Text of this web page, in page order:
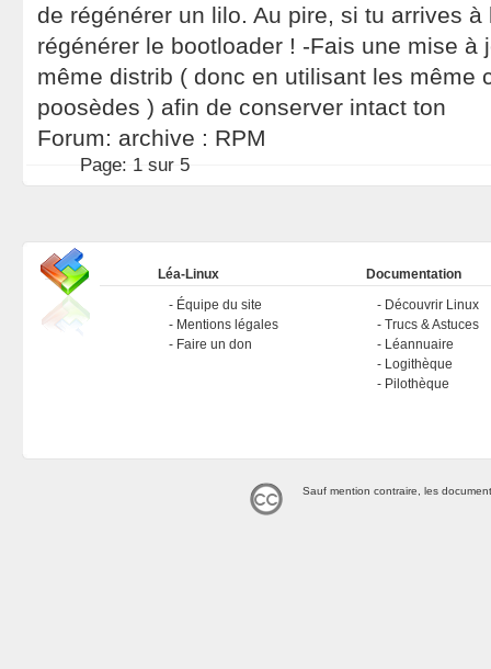
de régénérer un lilo. Au pire, si tu arrives
régénérer le bootloader ! -Fais une mise à
même distrib ( donc en utilisant les même
poosèdes ) afin de conserver intact ton
Forum: archive : RPM
Page: 1 sur 5
Léa-Linux
Équipe du site
Mentions légales
Faire un don
Documentation
Découvrir Linux
Trucs & Astuces
Léannuaire
Logithèque
Pilothèque
Sauf mention contraire, les